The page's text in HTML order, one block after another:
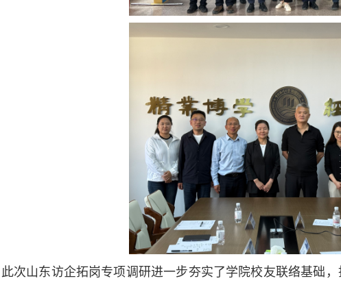
此次山东访企拓岗专项调研进一步夯实了学院校友联络基础